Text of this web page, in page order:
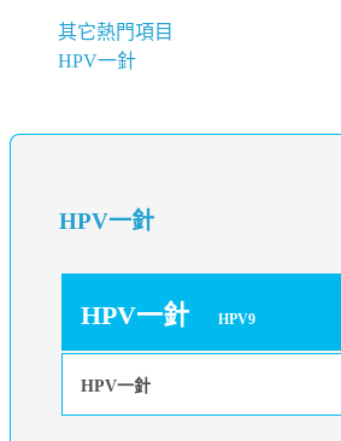
其它熱門項目
HPV一針
HPV一針
HPV一針 HPV9
HPV一針